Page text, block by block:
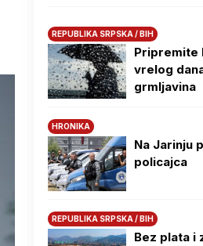
REPUBLIKA SRPSKA / BIH
Pripremite
vrelog
grmljavina
HRONIKA
Na Јarinju
policajca
REPUBLIKA SRPSKA / BIH
Bez plata i